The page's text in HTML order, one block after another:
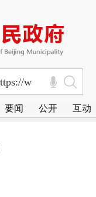
要闻 公开 互动